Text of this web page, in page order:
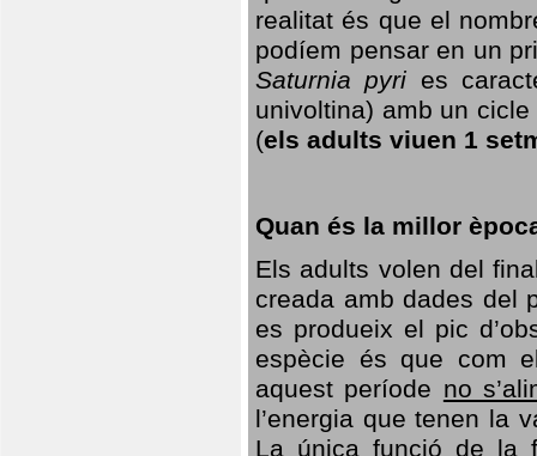
realitat és que el
podíem pensar en un
Saturnia pyri es
univoltina) amb un
(els adults viuen 1
Quan és la millor
Els adults volen del
creada amb dades del
es produeix el pic
espècie és que com
aquest període no
l’energia que tenen la
La única funció de la